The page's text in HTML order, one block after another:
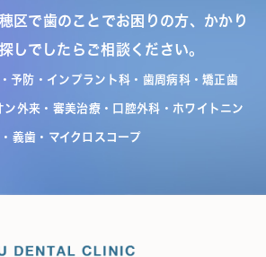
区で歯のことでお困りの方、かかり
しでしたらご相談ください。
予防・インプラント科・歯周病科・矯正歯
外来・ 審美治療・口腔外科・ホワイトニン
義歯・マイクロスコープ